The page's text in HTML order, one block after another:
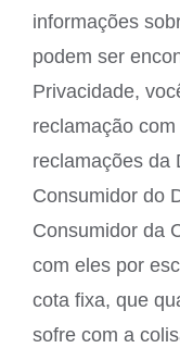
informações
podem ser
Privacidade,
reclamação
reclamações da
Consumidor do
Consumidor da
com eles por
cota fixa, que
sofre com a